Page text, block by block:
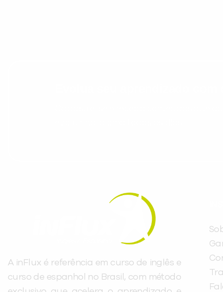
A inFlux é referência em curso de inglês e
curso de espanhol no Brasil, com método